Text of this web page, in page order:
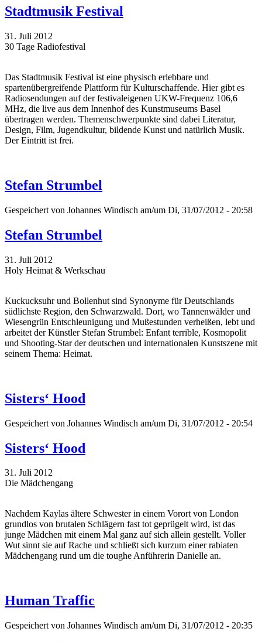
Stadtmusik Festival
31. Juli 2012
30 Tage Radiofestival
Das Stadtmusik Festival ist eine physisch erlebbare und
spartenübergreifende Plattform für Kulturschaffende. Hier gibt es
Radiosendungen auf der festivaleigenen UKW-Frequenz 106,6
MHz, die live aus dem Innenhof des Kunstmuseums Basel
übertragen werden. Themenschwerpunkte sind dabei Literatur,
Design, Film, Jugendkultur, bildende Kunst und natürlich Musik.
Der Eintritt ist frei.
Stefan Strumbel
Gespeichert von Johannes Windisch am/um Di, 31/07/2012 - 20:58
Stefan Strumbel
31. Juli 2012
Holy Heimat & Werkschau
Kuckucksuhr und Bollenhut sind Synonyme für Deutschlands
südlichste Region, den Schwarzwald. Dort, wo Tannenwälder und
Wiesengrün Entschleunigung und Mußestunden verheißen, lebt und
arbeitet der Künstler Stefan Strumbel: Enfant terrible, Kosmopolit
und Shooting-Star der deutschen und internationalen Kunstszene mit
seinem Thema: Heimat.
Sisters‘ Hood
Gespeichert von Johannes Windisch am/um Di, 31/07/2012 - 20:54
Sisters‘ Hood
31. Juli 2012
Die Mädchengang
Nachdem Kaylas ältere Schwester in einem Vorort von London
grundlos von brutalen Schlägern fast tot geprügelt wird, ist das
junge Mädchen mit einem Mal ganz auf sich allein gestellt. Voller
Wut sinnt sie auf Rache und schließt sich kurzum einer rabiaten
Mädchengang rund um die toughe Anführerin Danielle an.
Human Traffic
Gespeichert von Johannes Windisch am/um Di, 31/07/2012 - 20:35